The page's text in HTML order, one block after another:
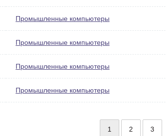
Промышленные компьютеры
Промышленные компьютеры
Промышленные компьютеры
Промышленные компьютеры
1 2 3